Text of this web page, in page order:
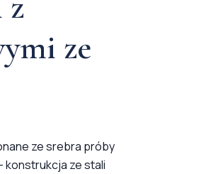
ze
ze srebra próby
konstrukcja ze stali